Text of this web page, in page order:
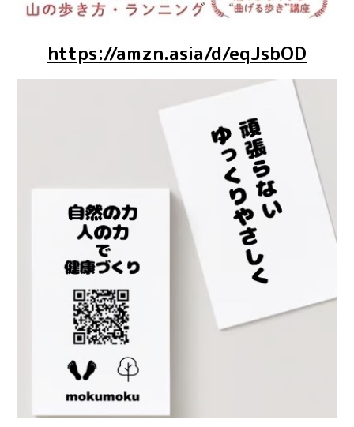
https://amzn.asia/d/eqJsbOD